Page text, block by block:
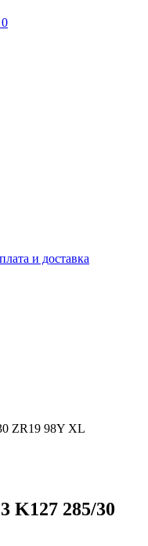
0
и доставка
ZR19 98Y XL
K127 285/30